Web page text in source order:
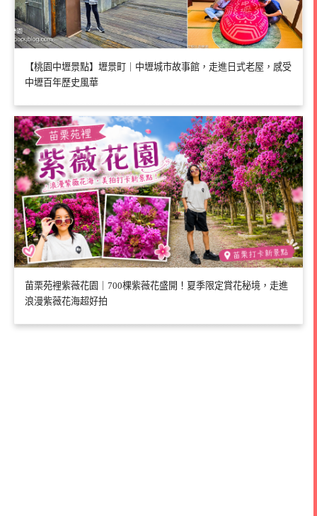
【桃園中壢景點】壢景町｜中壢城市故事館，走進日式老屋，感受
中壢百年歷史風華
苗栗苑裡紫薇花園｜700棵紫薇花盛開！夏季限定賞花秘境，走進
浪漫紫薇花海超好拍